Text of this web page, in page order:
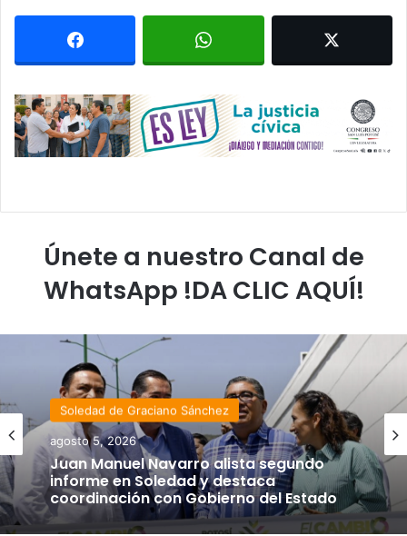
Únete a nuestro Canal de
WhatsApp !DA CLIC AQUÍ!
Soledad de Graciano Sánchez
agosto 5, 2026
Juan Manuel Navarro alista segundo
informe en Soledad y destaca
coordinación con Gobierno del Estado